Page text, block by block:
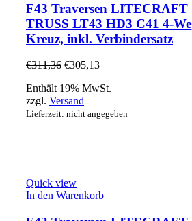
F43 Traversen LITECRAFT
TRUSS LT43 HD3 C41 4-
Kreuz, inkl. Verbindersatz
€311,36 €305,13
Enthält 19% MwSt.
zzgl. Versand
Lieferzeit: nicht angegeben
Quick view
In den Warenkorb